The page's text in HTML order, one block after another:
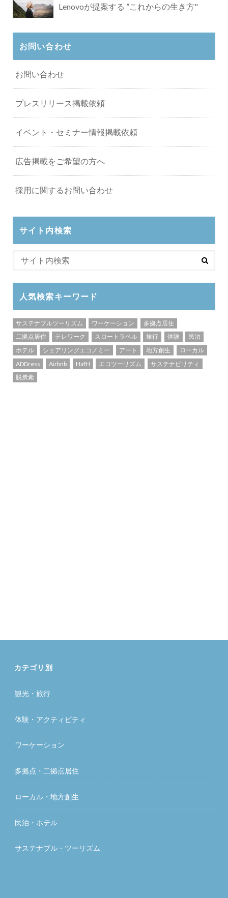
Lenovoが提案する ”これからの生き方"
お問い合わせ
お問い合わせ
プレスリリース掲載依頼
イベント・セミナー情報掲載依頼
広告掲載をご希望の方へ
採用に関するお問い合わせ
サイト内検索
人気検索キーワード
サステナブルツーリズム ワーケーション
多拠点居住
二拠点居住
テレワーク スロートラベル 旅行 体験
民泊
ホテル
シェアリングエコノミー アート 地方創生
ローカル
ADDress
Airbnb HafH エコツーリズム
サステナビリティ
脱炭素
カテゴリ別
観光・旅行
体験・アクティビティ
ワーケーション
多拠点・二拠点居住
ローカル・地方創生
民泊・ホテル
サステナブル・ツーリズム